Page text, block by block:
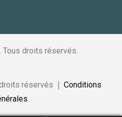
droits réservés.
réservés ❘ Conditions